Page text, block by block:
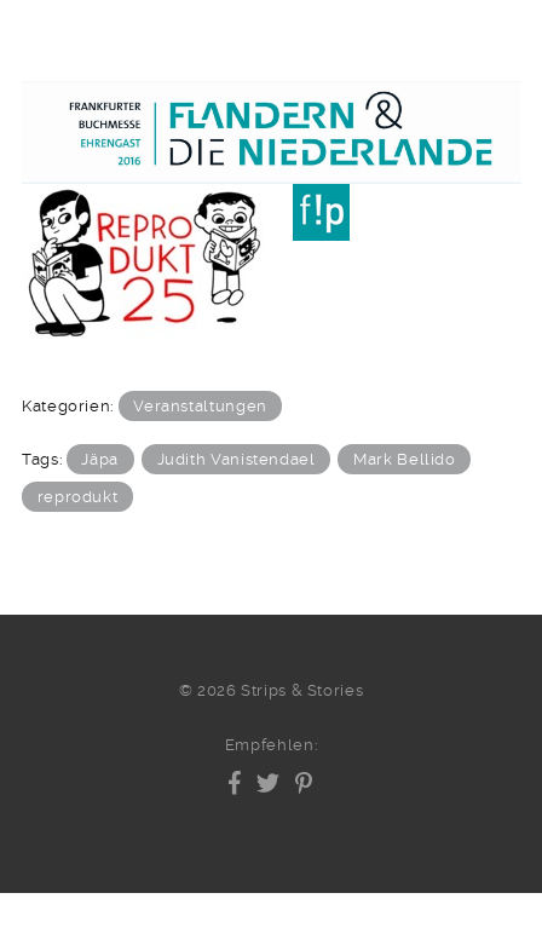
Kategorien: Veranstaltungen
Tags: Jäpa Judith Vanistendael Mark Bellido
reprodukt
© 2026 Strips & Stories
Empfehlen: